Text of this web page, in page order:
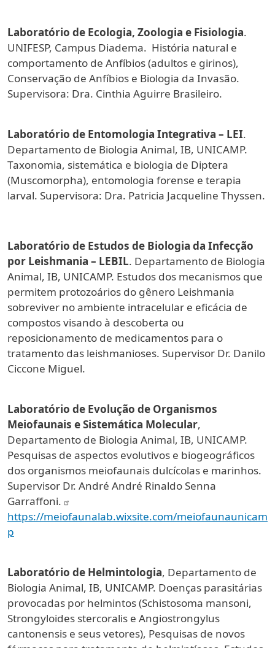
Laboratório de Ecologia, Zoologia e Fisiologia.
UNIFESP, Campus Diadema. História natural e
comportamento de Anfíbios (adultos e girinos),
Conservação de Anfíbios e Biologia da Invasão.
Supervisora: Dra. Cinthia Aguirre Brasileiro.
Laboratório de Entomologia Integrativa – LEI.
Departamento de Biologia Animal, IB, UNICAMP.
Taxonomia, sistemática e biologia de Diptera
(Muscomorpha), entomologia forense e terapia
larval. Supervisora: Dra. Patricia Jacqueline Thyssen.
Laboratório de Estudos de Biologia da Infecção
por Leishmania – LEBIL. Departamento de Biologia
Animal, IB, UNICAMP. Estudos dos mecanismos que
permitem protozoários do gênero Leishmania
sobreviver no ambiente intracelular e eficácia de
compostos visando à descoberta ou
reposicionamento de medicamentos para o
tratamento das leishmanioses. Supervisor Dr. Danilo
Ciccone Miguel.
Laboratório de Evolução de Organismos
Meiofaunais e Sistemática Molecular,
Departamento de Biologia Animal, IB, UNICAMP.
Pesquisas de aspectos evolutivos e biogeográficos
dos organismos meiofaunais dulcícolas e marinhos.
Supervisor Dr. André André Rinaldo Senna
Garraffoni.
https://meiofaunalab.wixsite.com/meiofaunaunicam
p
Laboratório de Helmintologia, Departamento de
Biologia Animal, IB, UNICAMP. Doenças parasitárias
provocadas por helmintos (Schistosoma mansoni,
Strongyloides stercoralis e Angiostrongylus
cantonensis e seus vetores), Pesquisas de novos